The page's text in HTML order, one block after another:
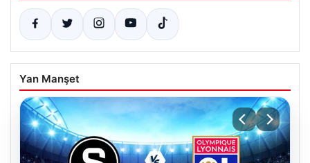
Yan Manşet